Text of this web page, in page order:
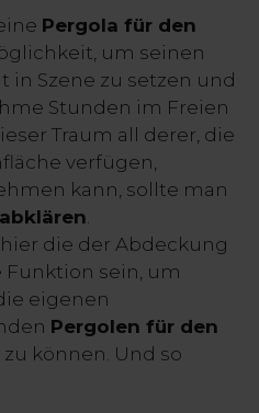
Pergola für den
um seinen
Szene zu setzen und
Stunden im Freien
Traum all derer, die
verfügen,
kann, sollte man
.
die der Abdeckung
sein, um
eigenen
Pergolen für den
können. Und so